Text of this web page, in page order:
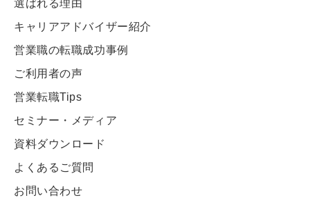
選ばれる理由
キャリアアドバイザー紹介
営業職の転職成功事例
ご利用者の声
営業転職Tips
セミナー・メディア
資料ダウンロード
よくあるご質問
お問い合わせ